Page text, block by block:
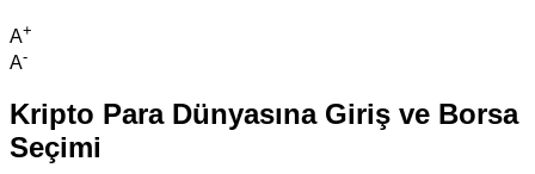
A+
A-
Kripto Para Dünyasına Giriş ve Borsa
Seçimi